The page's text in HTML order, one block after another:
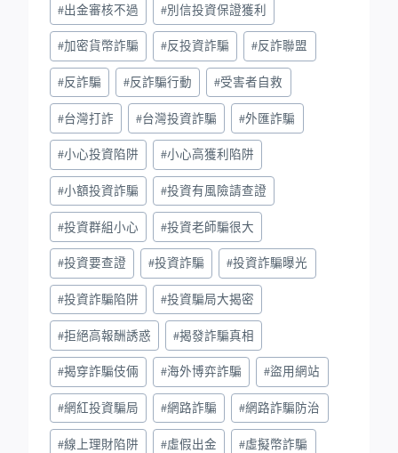
#出金審核不過 #別信投資保證獲利
#加密貨幣詐騙 #反投資詐騙 #反詐聯盟
#反詐騙 #反詐騙行動 #受害者自救
#台灣打詐 #台灣投資詐騙 #外匯詐騙
#小心投資陷阱 #小心高獲利陷阱
#小額投資詐騙 #投資有風險請查證
#投資群組小心 #投資老師騙很大
#投資要查證 #投資詐騙 #投資詐騙曝光
#投資詐騙陷阱 #投資騙局大揭密
#拒絕高報酬誘惑 #揭發詐騙真相
#揭穿詐騙伎倆 #海外博弈詐騙 #盜用網站
#網紅投資騙局 #網路詐騙 #網路詐騙防治
#線上理財陷阱 #虛假出金 #虛擬幣詐騙